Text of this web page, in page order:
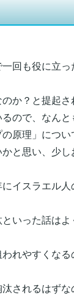
回も役に立
か？と提起さ
ので、なんと
原理」につい
と思い、少し
イスラエル
いった話は
れやすくな
されるはずな